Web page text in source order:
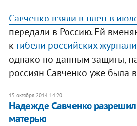
Савченко взяли в плен в
передали в Россию. Ей
к гибели российских
однако по данным защиты,
россиян Савченко уже была
15 октября 2014, 14:20
Надежде Савченко
матерью